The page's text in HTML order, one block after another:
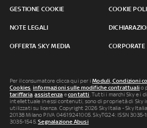
GESTIONE COOKIE COOKIE
NOTE LEGALI
OFFERTA SKY MEDIA CORPORATE
Per il consumatore clicca qui per iModuli, Condizioni
Cookies, informazioni sulle modifiche contrattuali o
tariffaria,assistenza econtatti. Tutti i marchi Sky e i
intellettuale in essi contenuti, sono di proprietà di Sky
utilizzati su licenza. Copyright 2026 Sky Italia - Sky
20138 Milano P.IVA 04619241005. SkyTG24: ISSN 3035-
3035-1545.Segnalazione Abusi